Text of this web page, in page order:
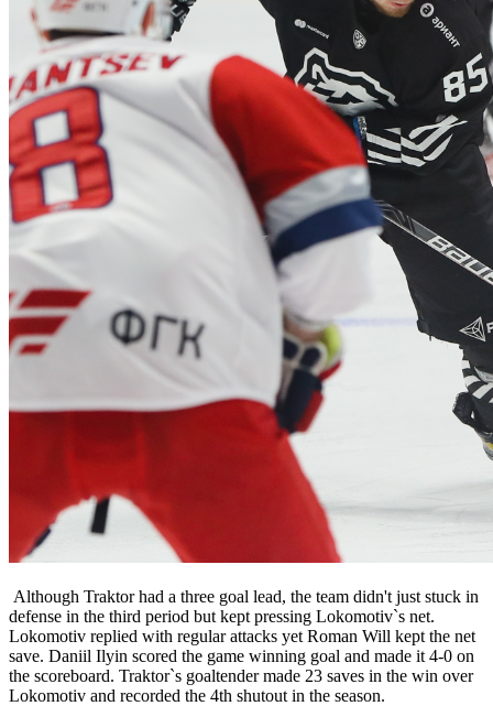
Although Traktor had a three goal lead, the team didn't just stuck in
defense in the third period but kept pressing Lokomotiv`s net.
Lokomotiv replied with regular attacks yet Roman Will kept the net
save. Daniil Ilyin scored the game winning goal and made it 4-0 on
the scoreboard. Traktor`s goaltender made 23 saves in the win over
Lokomotiv and recorded the 4th shutout in the season.